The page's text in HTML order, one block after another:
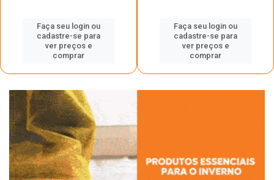
Faça seu login ou
cadastre-se para
ver preços e
comprar
Faça seu login ou
cadastre-se para
ver preços e
comprar